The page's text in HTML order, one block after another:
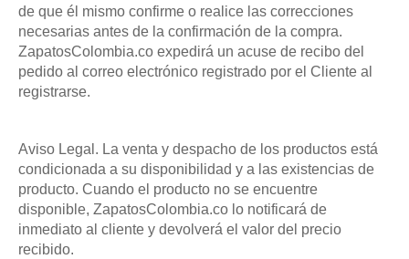
de que él mismo confirme o realice las correcciones
necesarias antes de la confirmación de la compra.
ZapatosColombia.co expedirá un acuse de recibo del
pedido al correo electrónico registrado por el Cliente al
registrarse.
Aviso Legal. La venta y despacho de los productos está
condicionada a su disponibilidad y a las existencias de
producto. Cuando el producto no se encuentre
disponible, ZapatosColombia.co lo notificará de
inmediato al cliente y devolverá el valor del precio
recibido.